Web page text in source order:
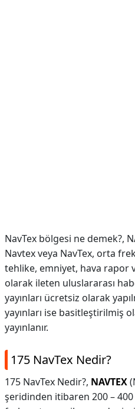
NavTex bölgesi ne demek?,
Navtex veya NavTex, orta
tehlike, emniyet, hava rapor
olarak ileten uluslararası
yayınları ücretsiz olarak
yayınları ise basitleştirilmiş
yayınlanır.
175 NavTex Nedir?
175 NavTex Nedir?, NAVTEX
şeridinden itibaren 200 –